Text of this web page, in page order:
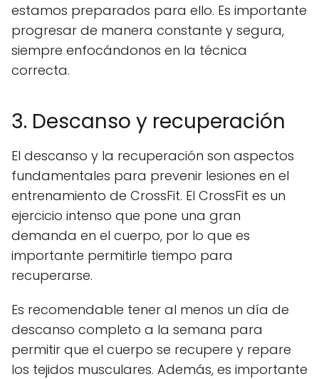
estamos preparados para ello. Es importante
progresar de manera constante y segura,
siempre enfocándonos en la técnica
correcta.
3. Descanso y recuperación
El descanso y la recuperación son aspectos
fundamentales para prevenir lesiones en el
entrenamiento de CrossFit. El CrossFit es un
ejercicio intenso que pone una gran
demanda en el cuerpo, por lo que es
importante permitirle tiempo para
recuperarse.
Es recomendable tener al menos un día de
descanso completo a la semana para
permitir que el cuerpo se recupere y repare
los tejidos musculares. Además, es importante